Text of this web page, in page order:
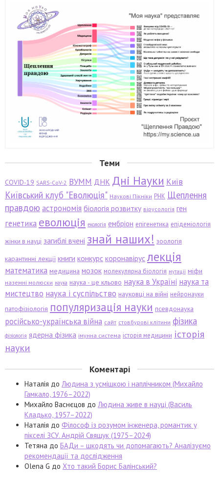
Теми
COVID-19 SARS-CoV-2 ВУММ ДНК Дні Науки Київ
Київський клуб "Еволюція" Наукові Пікніки РНК Щеплення
правдою астрономія біологія розвитку вірусологія ген
генетика еволюція екологія ембріон епігенетика епідеміологія
жінки в науці загиблі вчені знай наших! зоологія
карантинні лекції книги конкурс коронавірус лекція
математика медицина мозок молекулярна біологія мутації міфи
наземні молюски наука наука - це кльово наука в Україні наука та
мистецтво наука і суспільство науковці на війні нейронауки
патофізіологія популяризація науки псевдонаука
російсько-українська війна сайт стовбурові клітини фізика
фізіологія ядерна фізика імунна система історія медицини історія
науки
Коментарі
Наталія до Людина з усмішкою і наплічником (Михайло
Гамкало, 1976–2022)
Михайло Васнєцов до Людина живе в науці (Василь
Кладько, 1957–2022)
Наталія до Філософ із розумом інженера, романтик у
пікселі ЗСУ. Андрій Свящук (1975–2024)
Тетяна до БАДи – шкодять чи допомагають? Аналізуємо
рекомендації та дослідження
Olena G до Хто такий Борис Балінський?